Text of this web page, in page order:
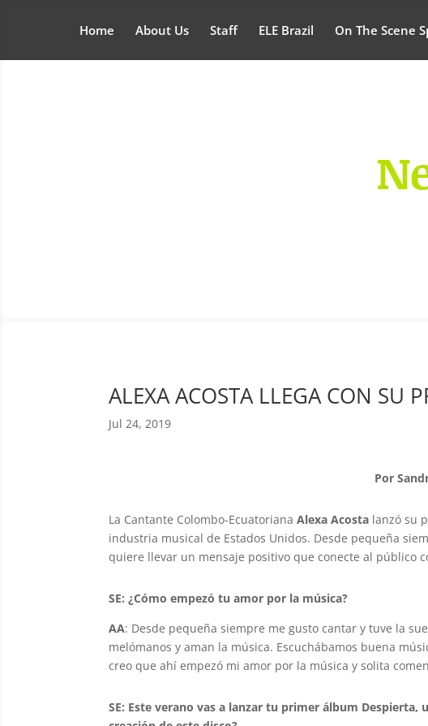
Home About Us Staff ELE Brazil On The Scene
ALEXA ACOSTA LLEGA CON SU
Jul 24, 2019
Por
La Cantante Colombo-Ecuatoriana Alexa Acosta lanzó su
industria musical de Estados Unidos. Desde pequeña
quiere llevar un mensaje positivo que conecte al público
SE: ¿Cómo empezó tu amor por la música?
AA: Desde pequeña siempre me gusto cantar y tuve la
melómanos y aman la música. Escuchábamos buena
creo que ahí empezó mi amor por la música y solita
SE: Este verano vas a lanzar tu primer álbum